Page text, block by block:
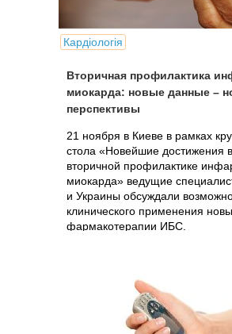
Кардіологія
Вторичная профилактика
миокарда: новые данные –
перспективы
21 ноября в Киеве в рамках
стола «Новейшие достижения
вторичной профилактике
миокарда» ведущие
и Украины обсуждали
клинического применения
фармакотерапии ИБС.